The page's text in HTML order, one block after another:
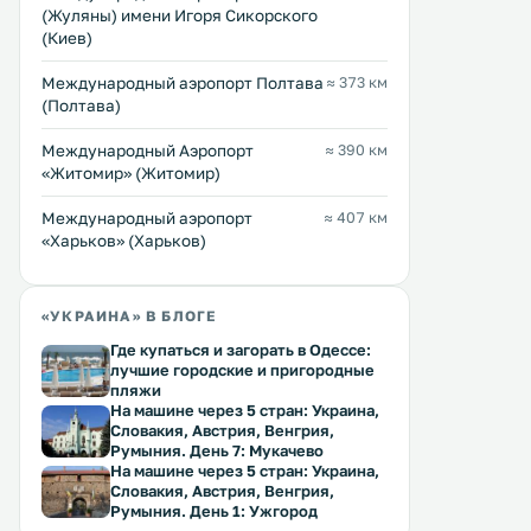
(Жуляны) имени Игоря Сикорского
(Киев)
Международный аэропорт Полтава
(Полтава)
≈ 373 км
Международный Аэропорт
«Житомир» (Житомир)
≈ 390 км
Международный аэропорт
«Харьков» (Харьков)
≈ 407 км
«УКРАИНА» В БЛОГЕ
Где купаться и загорать в Одессе:
лучшие городские и пригородные
пляжи
На машине через 5 стран: Украина,
Словакия, Австрия, Венгрия,
Румыния. День 7: Мукачево
На машине через 5 стран: Украина,
Словакия, Австрия, Венгрия,
Румыния. День 1: Ужгород